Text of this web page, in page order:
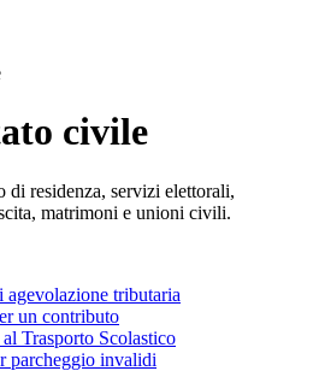
civile
residenza, servizi elettorali,
matrimoni e unioni civili.
agevolazione tributaria
un contributo
Trasporto Scolastico
parcheggio invalidi